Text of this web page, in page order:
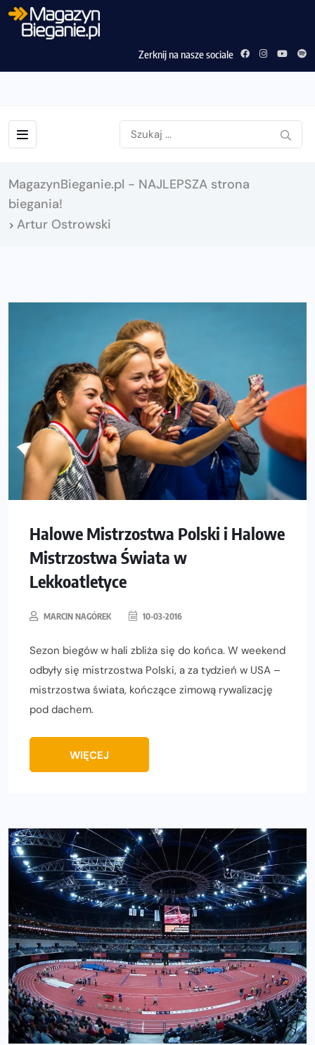
Zerknij na nasze sociale
MagazynBieganie.pl - NAJLEPSZA strona
biegania!
> Artur Ostrowski
Halowe Mistrzostwa Polski i Halowe
Mistrzostwa Świata w
Lekkoatletyce
MARCIN NAGÓREK 10-03-2016
Sezon biegów w hali zbliża się do końca. W weekend
odbyły się mistrzostwa Polski, a za tydzień w USA –
mistrzostwa świata, kończące zimową rywalizację
pod dachem.
WIĘCEJ